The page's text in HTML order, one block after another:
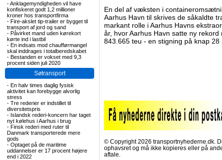
-Anklagemyndigheden vil have
konfiskeret godt 1,2 millioner
kroner hos transportfirma
- Fire-akslet tip-trailer er bygget til
transport af jord og sand
- Påvirket mand uden kørekort
kørte ind i lastbil
- En indsats mod chaufførmangel
skal inddrages i totalberedskabet
- Bestanden er vokset med 9,3
procent siden juli 2020
Søtransport
- En halv times daglig fysisk
aktivitet kan forebygge alvorlig
stress
- Tre rederier er indstillet til
diversitetspris
- Islandsk rederi-koncern har taget
nyt kølehus i Aarhus i brug
- Finsk rederi med ruter til
Danmark transporterede mere
gods
- Optaget på de maritime
uddannelser er 17 procent højere
end i 2022
En del af væksten i
Aarhus Havn til skrives de såkaldte
markant rolle i Aarhus Havns
år, hvor Aarhus Havn satte ny
843.665 teu - en stigning på knap
© Copyright 2026 transportnyhederne.dk.
ophavsret og må ikke kopieres eller på
aftale.